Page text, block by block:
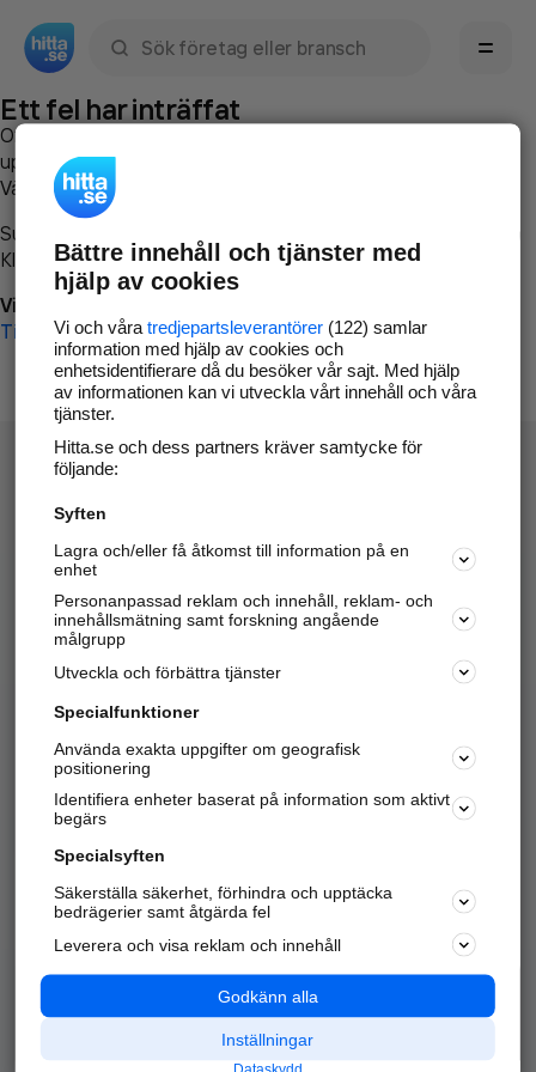
Ett fel har inträffat
Om du vill kan du
uppstod så att vi lättare och snabbare kan avhjälpa det.
Vänligen försök med följande:
Surfa till
Klicka påTillbaka-knappen i webbläsaren och försök igen
Vi beklagar besväret!
Till startsidan
Hitta.se - Gratis nummerupplysning.
Sök företag, personer och platser.
Hitta telefonnummer, adresser, företagsinfo mm.
Marknadsför företaget
Kom igång och annonsera mot
samarbetspartners nära dig.
Alla kategorier
Populära sökningar
API & Kartor
Annonsera
Integritet
Nödnummer
Bättre innehåll och tjänster med
hjälp av cookies
Vi och våra tredjepartsleverantörer(122) samlar
information med hjälp av cookies och
enhetsidentifierare då du besöker vår sajt. Med hjälp
av informationen kan vi utveckla vårt innehåll och våra
tjänster.
Hitta.se och dess partners kräver samtycke för
följande:
Syften
Lagra och/eller få åtkomst till information på en
enhet
Personanpassad reklam och innehåll, reklam- och
innehållsmätning samt forskning angående
målgrupp
Utveckla och förbättra tjänster
Specialfunktioner
Använda exakta uppgifter om geografisk
positionering
Identifiera enheter baserat på information som aktivt
begärs
Specialsyften
Säkerställa säkerhet, förhindra och upptäcka
bedrägerier samt åtgärda fel
Leverera och visa reklam och innehåll
Godkänn alla
Inställningar
Dataskydd